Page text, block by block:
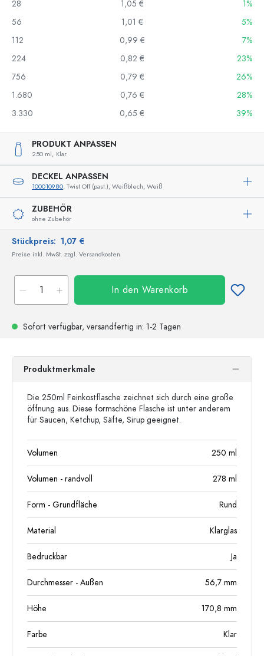
28
1,05 €
1%
56
1,01 €
5%
112
0,99 €
7%
224
0,82 €
23%
756
0,79 €
26%
1.680
0,76 €
28%
3.330
0,65 € 39%
PRODUKT ANPASSEN
250 ml, Klar
DECKEL ANPASSEN
100010980, Twist Off (past.), Weißblech, Weiß
ZUBEHÖR
ohne Zubehör
Stückpreis: 1,07 €
Preise inkl. MwSt. zzgl. Versandkosten
In den Warenkorb
Sofort verfügbar, versandfertig in: 1-2 Tagen
Produktmerkmale
Die 250ml Feinkostflasche zeichnet sich durch eine große
öffnung aus. Diese formschöne Flasche ist unter anderem
für Saucen, Ketchup, Säfte, Sirup geeignet.
Volumen 250 ml
Volumen - randvoll 278 ml
Form - Grundfläche Rund
Material Klarglas
Bedruckbar Ja
Durchmesser - Außen 56,7 mm
Höhe 170,8 mm
Farbe Klar